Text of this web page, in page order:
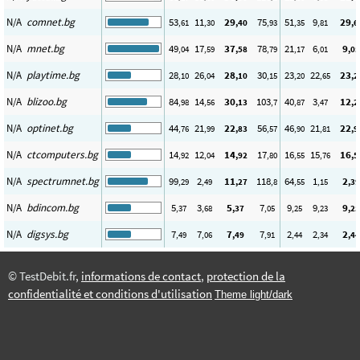
N/A comnet.bg 53,61 11,30 29,40 75,93 51,35 9,81 29
N/A mnet.bg 49,04 17,59 37,58 78,79 21,17 6,01 9,05
N/A playtime.bg 28,10 26,04 28,10 30,15 23,20 22,65 23
N/A blizoo.bg 84,98 14,56 30,13 103,7 40,87 3,47 12
N/A optinet.bg 44,76 21,99 22,83 56,57 46,90 21,81 22
N/A ctcomputers.bg 14,92 12,04 14,92 17,80 16,55 15,76 16
N/A spectrumnet.bg 99,29 2,49 11,27 118,8 64,55 1,15 2,39
N/A bdincom.bg 5,37 3,68 5,37 7,05 9,25 9,23 9,25
N/A digsys.bg 7,49 7,06 7,49 7,91 2,44 2,34 2,44
© TestDebit.fr, informations de contact, protection de la
confidentialité et conditions d'utilisation Theme light/dark